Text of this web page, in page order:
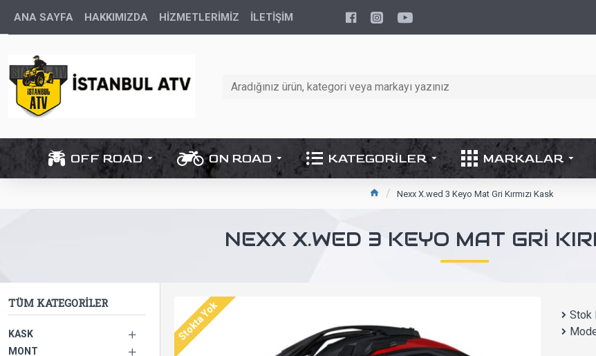
ANA SAYFA HAKKIMIZDA HİZMETLERİMİZ İLETIŞIM
OFF ROAD ON ROAD KATEGORILER MARKALAR
Nexx X.wed 3 Keyo Mat Gri Kırmızı Kask
NEXX X.WED 3 KEYO MAT GRI
TÜM KATEGORILER
KASK
MONT
Stokta Yok Stok